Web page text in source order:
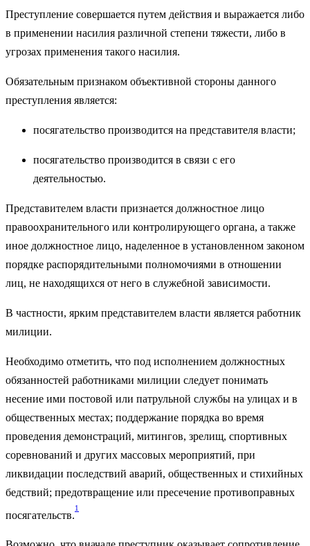
Преступление совершается путем действия и выражается либо
в применении насилия различной степени тяжести, либо в
угрозах применения такого насилия.
Обязательным признаком объективной стороны данного
преступления является:
посягательство производится на представителя власти;
посягательство производится в связи с его
деятельностью.
Представителем власти признается должностное лицо
правоохранительного или контролирующего органа, а также
иное должностное лицо, наделенное в установленном законом
порядке распорядительными полномочиями в отношении
лиц, не находящихся от него в служебной зависимости.
В частности, ярким представителем власти является работник
милиции.
Необходимо отметить, что под исполнением должностных
обязанностей работниками милиции следует понимать
несение ими постовой или патрульной службы на улицах и в
общественных местах; поддержание порядка во время
проведения демонстраций, митингов, зрелищ, спортивных
соревнований и других массовых мероприятий, при
ликвидации последствий аварий, общественных и стихийных
бедствий; предотвращение или пресечение противоправных
посягательств.
1